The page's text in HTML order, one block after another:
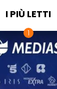
I PIÙ LETTI